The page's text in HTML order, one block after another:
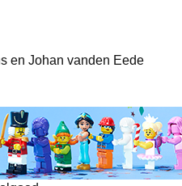
en Johan vanden Eede